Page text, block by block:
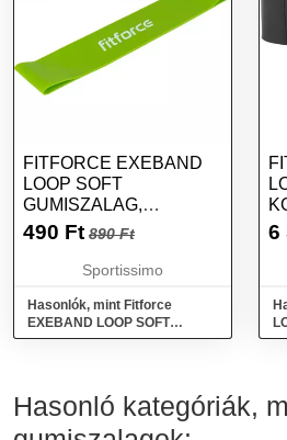
FITFORCE EXEBAND
LOOP SOFT
GUMISZALAG,
VILÁGOSZÖLD, MÉRET
490 Ft 890 Ft
Sportissimo
Hasonlók, mint Fitforce
EXEBAND LOOP SOFT
Gumiszalag, világoszöld,
6
Hasonló kategóriák,